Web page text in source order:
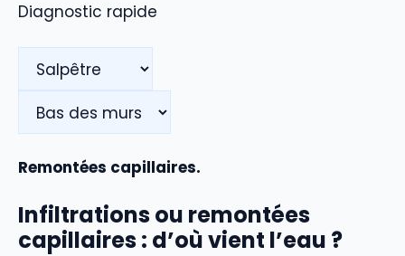
Diagnostic rapide
Remontées capillaires.
Infiltrations ou remontées
capillaires : d’où vient l’eau ?